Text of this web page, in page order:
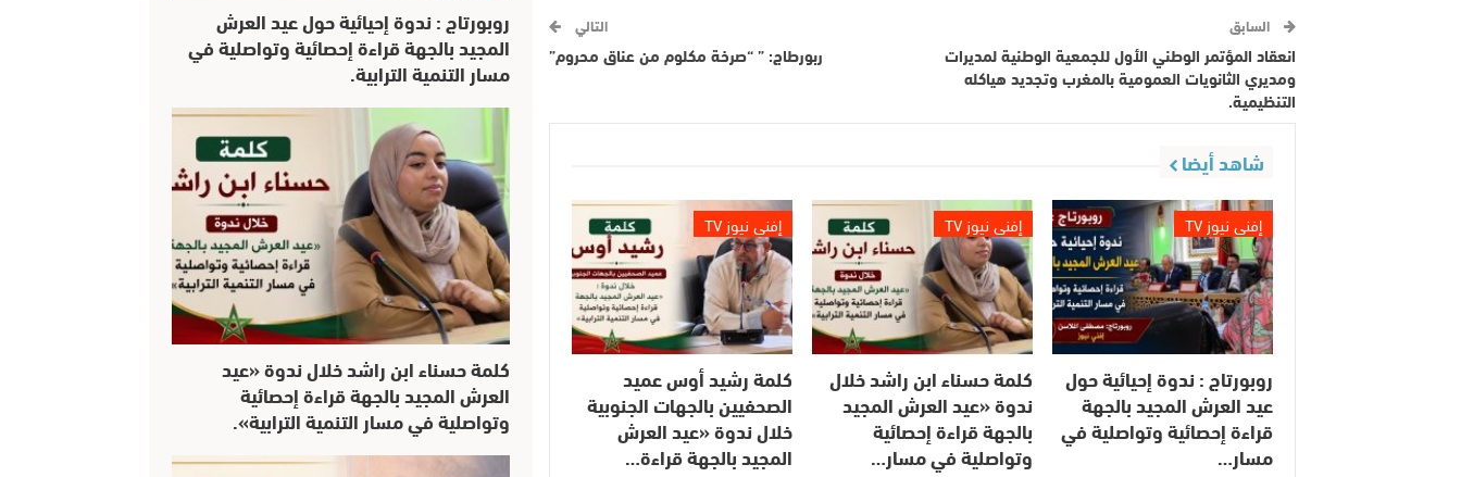
السابق
انعقاد المؤتمر الوطني الأول للجمعية الوطنية لمديرات
ومديري الثانويات العمومية بالمغرب وتجديد هياكله
التنظيمية.
التالي
ربورطاج: ” “صرخة مكلوم من عناق محروم”
شاهد أيضا
إفني نيوز TV
روبورتاج : ندوة إحيائية حول
عيد العرش المجيد بالجهة
قراءة إحصائية وتواصلية في
مسار…
إفني نيوز TV
كلمة حسناء ابن راشد خلال
ندوة «عيد العرش المجيد
بالجهة قراءة إحصائية
وتواصلية في مسار…
إفني نيوز TV
كلمة رشيد أوس عميد
الصحفيين بالجهات الجنوبية
خلال ندوة «عيد العرش
المجيد بالجهة قراءة…
روبورتاج : ندوة إحيائية حول عيد العرش
المجيد بالجهة قراءة إحصائية وتواصلية في
مسار التنمية الترابية.
كلمة حسناء ابن راشد خلال ندوة «عيد
العرش المجيد بالجهة قراءة إحصائية
وتواصلية في مسار التنمية الترابية».